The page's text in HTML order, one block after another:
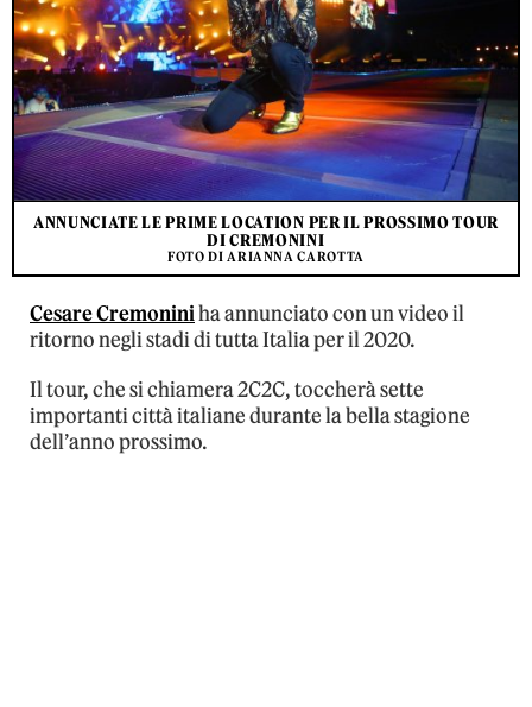
ANNUNCIATE LE PRIME LOCATION PER IL PROSSIMO TOUR
DI CREMONINI
FOTO DI ARIANNA CAROTTA
Cesare Cremoniniha annunciato con un video il
ritorno negli stadi di tutta Italia per il 2020.
Il tour, che si chiamera 2C2C, toccherà sette
importanti città italiane durante la bella stagione
dell’anno prossimo.